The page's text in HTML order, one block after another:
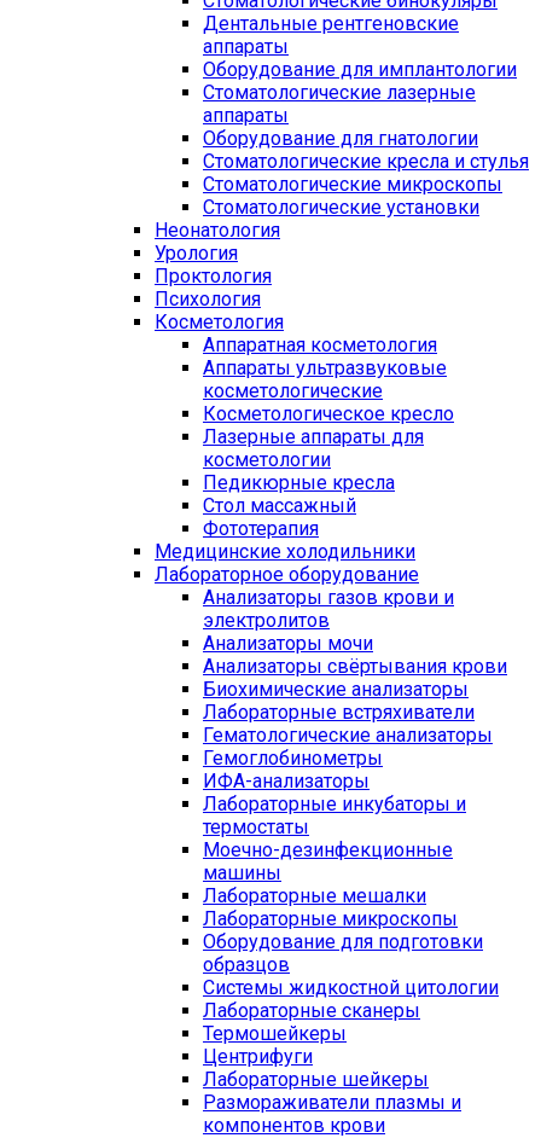
Дентальные рентгеновские
аппараты
Оборудование для имплантологии
Стоматологические лазерные
аппараты
Оборудование для гнатологии
Стоматологические кресла и стулья
Стоматологические микроскопы
Стоматологические установки
Неонатология
Урология
Проктология
Психология
Косметология
Аппаратная косметология
Аппараты ультразвуковые
косметологические
Косметологическое кресло
Лазерные аппараты для
косметологии
Педикюрные кресла
Стол массажный
Фототерапия
Медицинские холодильники
Лабораторное оборудование
Анализаторы газов крови и
электролитов
Анализаторы мочи
Анализаторы свёртывания крови
Биохимические анализаторы
Лабораторные встряхиватели
Гематологические анализаторы
Гемоглобинометры
ИФА-анализаторы
Лабораторные инкубаторы и
термостаты
Моечно-дезинфекционные
машины
Лабораторные мешалки
Лабораторные микроскопы
Оборудование для подготовки
образцов
Системы жидкостной цитологии
Лабораторные сканеры
Термошейкеры
Центрифуги
Лабораторные шейкеры
Размораживатели плазмы и
компонентов крови